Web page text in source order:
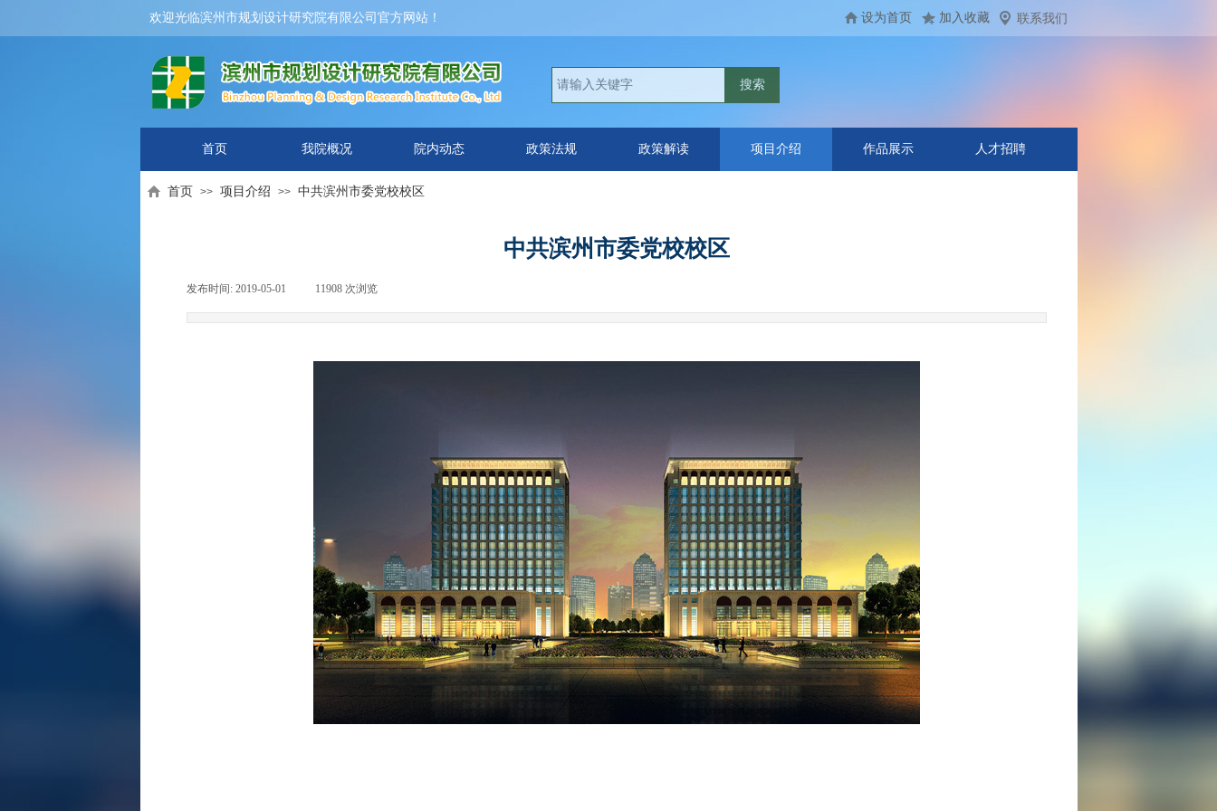
设为首页 加入收藏 联系我们
欢迎光临滨州市规划设计研究院有限公司官方网站！
搜索
首页 我院概况 院内动态 政策法规 政策解读 项目介绍 作品展示 人才招聘
首页 >> 项目介绍 >> 中共滨州市委党校校区
中共滨州市委党校校区
发布时间: 2019-05-01 11908 次浏览